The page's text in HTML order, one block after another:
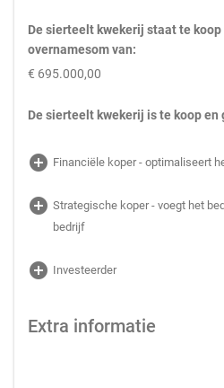
De sierteelt kwekerij staat te
overnamesom van:
€ 695.000,00
De sierteelt kwekerij is te koop en
add_circle Financiële koper - optimaliseert
add_circle Strategische koper - voegt het
bedrijf
add_circle Investeerder
Extra informatie